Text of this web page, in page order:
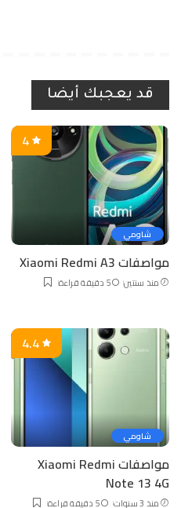
قد يعجبك أيضا
شاومي
4
مواصفات Xiaomi Redmi A3
منذ سنتين 5 دقيقة قراءة
شاومي
4.4
مواصفات Xiaomi Redmi
Note 13 4G
منذ 3 سنوات 5 دقيقة قراءة